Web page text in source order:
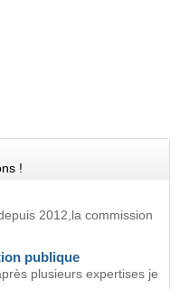
!
2012,la commission
publique
plusieurs expertises je